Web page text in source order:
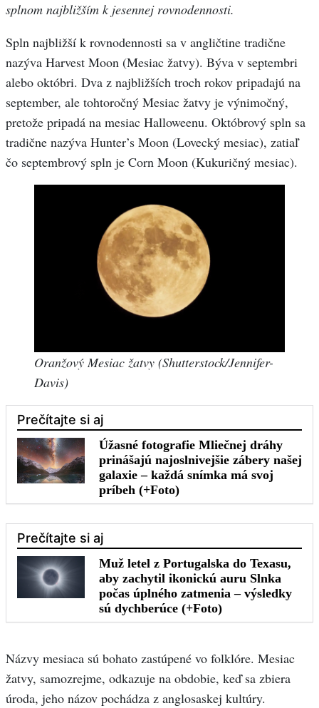
splnom najbližším k jesennej rovnodennosti.
Spln najbližší k rovnodennosti sa v angličtine tradične
nazýva Harvest Moon (Mesiac žatvy). Býva v septembri
alebo októbri. Dva z najbližších troch rokov pripadajú na
september, ale tohtoročný Mesiac žatvy je výnimočný,
pretože pripadá na mesiac Halloweenu. Októbrový spln sa
tradične nazýva Hunter’s Moon (Lovecký mesiac), zatiaľ
čo septembrový spln je Corn Moon (Kukuričný mesiac).
Oranžový Mesiac žatvy (Shutterstock/Jennifer-
Davis)
Názvy mesiaca sú bohato zastúpené vo folklóre. Mesiac
žatvy, samozrejme, odkazuje na obdobie, keď sa zbiera
úroda, jeho názov pochádza z anglosaskej kultúry.